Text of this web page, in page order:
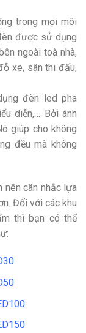
trong mọi môi
được sử dụng
ngoài toà nhà,
xe, sân thi đấu,
đèn led pha
diễn,… Bởi ánh
giúp cho không
đều mà không
nên cân nhắc lựa
Đối với các khu
thì bạn có thể